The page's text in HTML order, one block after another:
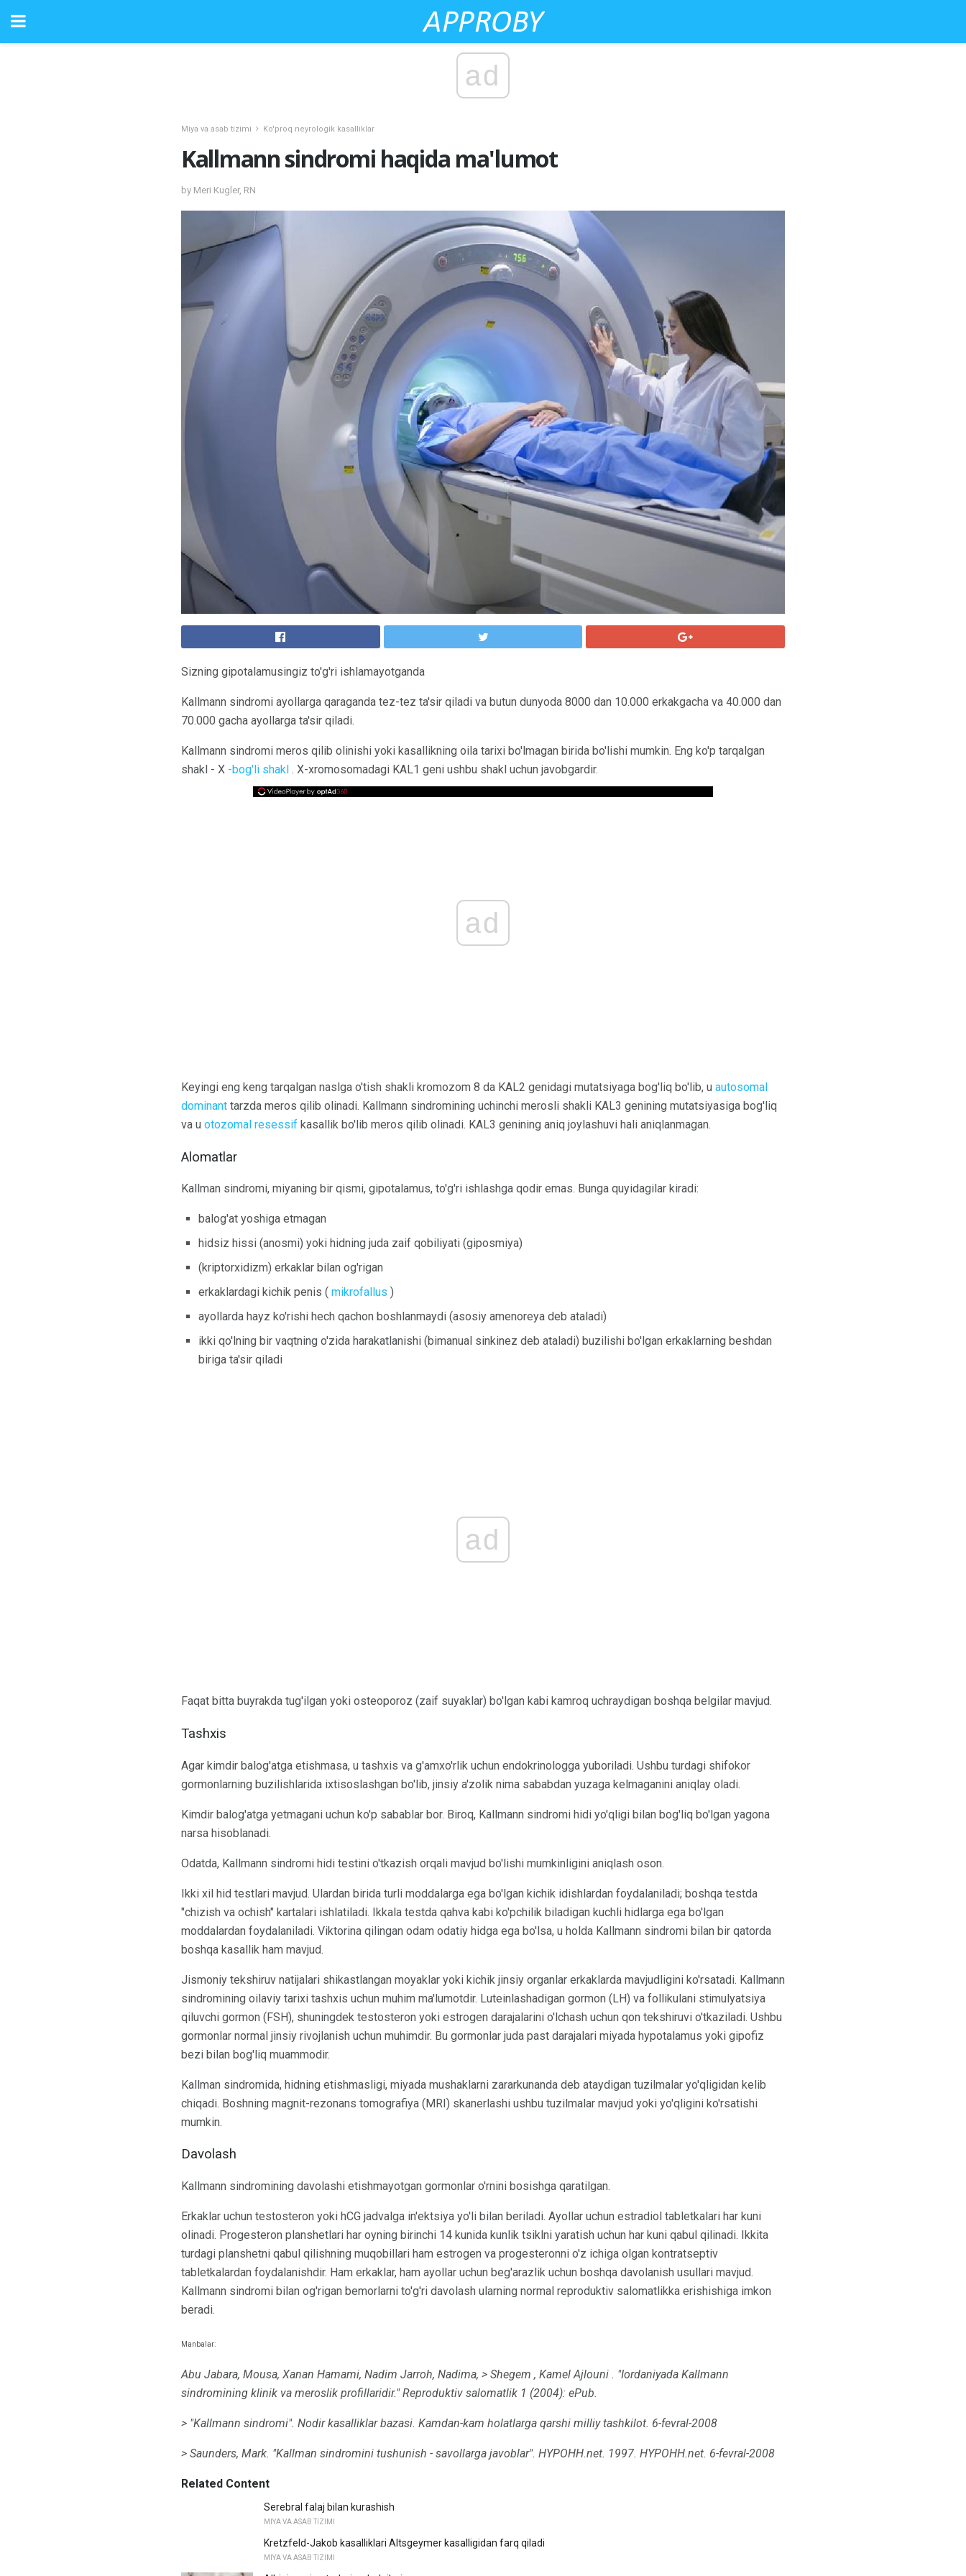
ad
Miya va asab tizimi Ko'proq neyrologik kasalliklar
Kallmann sindromi haqida ma'lumot
by Meri Kugler, RN
Sizning gipotalamusingiz to'g'ri ishlamayotganda
Kallmann sindromi ayollarga qaraganda tez-tez ta'sir qiladi va butun dunyoda 8000 dan 10.000 erkakgacha va 40.000 dan
70.000 gacha ayollarga ta'sir qiladi.
Kallmann sindromi meros qilib olinishi yoki kasallikning oila tarixi bo'lmagan birida bo'lishi mumkin. Eng ko'p tarqalgan
shakl - X -bog'li shakl . X-xromosomadagi KAL1 geni ushbu shakl uchun javobgardir.
ad
Keyingi eng keng tarqalgan naslga o'tish shakli kromozom 8 da KAL2 genidagi mutatsiyaga bog'liq bo'lib, u autosomal
dominant tarzda meros qilib olinadi. Kallmann sindromining uchinchi merosli shakli KAL3 genining mutatsiyasiga bog'liq
va u otozomal resessif kasallik bo'lib meros qilib olinadi. KAL3 genining aniq joylashuvi hali aniqlanmagan.
Alomatlar
Kallman sindromi, miyaning bir qismi, gipotalamus, to'g'ri ishlashga qodir emas. Bunga quyidagilar kiradi:
balog'at yoshiga etmagan
hidsiz hissi (anosmi) yoki hidning juda zaif qobiliyati (giposmiya)
(kriptorxidizm) erkaklar bilan og'rigan
erkaklardagi kichik penis ( mikrofallus )
ayollarda hayz ko'rishi hech qachon boshlanmaydi (asosiy amenoreya deb ataladi)
ikki qo'lning bir vaqtning o'zida harakatlanishi (bimanual sinkinez deb ataladi) buzilishi bo'lgan erkaklarning beshdan
biriga ta'sir qiladi
ad
Faqat bitta buyrakda tug'ilgan yoki osteoporoz (zaif suyaklar) bo'lgan kabi kamroq uchraydigan boshqa belgilar mavjud.
Tashxis
Agar kimdir balog'atga etishmasa, u tashxis va g'amxo'rlik uchun endokrinologga yuboriladi. Ushbu turdagi shifokor
gormonlarning buzilishlarida ixtisoslashgan bo'lib, jinsiy a'zolik nima sababdan yuzaga kelmaganini aniqlay oladi.
Kimdir balog'atga yetmagani uchun ko'p sabablar bor. Biroq, Kallmann sindromi hidi yo'qligi bilan bog'liq bo'lgan yagona
narsa hisoblanadi.
Odatda, Kallmann sindromi hidi testini o'tkazish orqali mavjud bo'lishi mumkinligini aniqlash oson.
Ikki xil hid testlari mavjud. Ulardan birida turli moddalarga ega bo'lgan kichik idishlardan foydalaniladi; boshqa testda
"chizish va ochish" kartalari ishlatiladi. Ikkala testda qahva kabi ko'pchilik biladigan kuchli hidlarga ega bo'lgan
moddalardan foydalaniladi. Viktorina qilingan odam odatiy hidga ega bo'lsa, u holda Kallmann sindromi bilan bir qatorda
boshqa kasallik ham mavjud.
Jismoniy tekshiruv natijalari shikastlangan moyaklar yoki kichik jinsiy organlar erkaklarda mavjudligini ko'rsatadi. Kallmann
sindromining oilaviy tarixi tashxis uchun muhim ma'lumotdir. Luteinlashadigan gormon (LH) va follikulani stimulyatsiya
qiluvchi gormon (FSH), shuningdek testosteron yoki estrogen darajalarini o'lchash uchun qon tekshiruvi o'tkaziladi. Ushbu
gormonlar normal jinsiy rivojlanish uchun muhimdir. Bu gormonlar juda past darajalari miyada hypotalamus yoki gipofiz
bezi bilan bog'liq muammodir.
Kallman sindromida, hidning etishmasligi, miyada mushaklarni zararkunanda deb ataydigan tuzilmalar yo'qligidan kelib
chiqadi. Boshning magnit-rezonans tomografiya (MRI) skanerlashi ushbu tuzilmalar mavjud yoki yo'qligini ko'rsatishi
mumkin.
Davolash
Kallmann sindromining davolashi etishmayotgan gormonlar o'rnini bosishga qaratilgan.
Erkaklar uchun testosteron yoki hCG jadvalga in'ektsiya yo'li bilan beriladi. Ayollar uchun estradiol tabletkalari har kuni
olinadi. Progesteron planshetlari har oyning birinchi 14 kunida kunlik tsiklni yaratish uchun har kuni qabul qilinadi. Ikkita
turdagi planshetni qabul qilishning muqobillari ham estrogen va progesteronni o'z ichiga olgan kontratseptiv
tabletkalardan foydalanishdir. Ham erkaklar, ham ayollar uchun beg'arazlik uchun boshqa davolanish usullari mavjud.
Kallmann sindromi bilan og'rigan bemorlarni to'g'ri davolash ularning normal reproduktiv salomatlikka erishishiga imkon
beradi.
Manbalar:
Abu Jabara, Mousa, Xanan Hamami, Nadim Jarroh, Nadima, > Shegem , Kamel Ajlouni . "Iordaniyada Kallmann
sindromining klinik va meroslik profillaridir." Reproduktiv salomatlik 1 (2004): ePub.
> "Kallmann sindromi". Nodir kasalliklar bazasi. Kamdan-kam holatlarga qarshi milliy tashkilot. 6-fevral-2008
> Saunders, Mark. "Kallman sindromini tushunish - savollarga javoblar". HYPOHH.net. 1997. HYPOHH.net. 6-fevral-2008
Related Content
Serebral falaj bilan kurashish
MIYA VA ASAB TIZIMI
Kretzfeld-Jakob kasalliklari Altsgeymer kasalligidan farq qiladi
MIYA VA ASAB TIZIMI